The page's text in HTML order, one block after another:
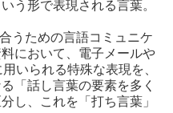
う形で表現される言葉。
うための言語コミュニケ
において、電子メールや
いられる特殊な表現を、
「話し言葉の要素を多く
し、これを「打ち言葉」